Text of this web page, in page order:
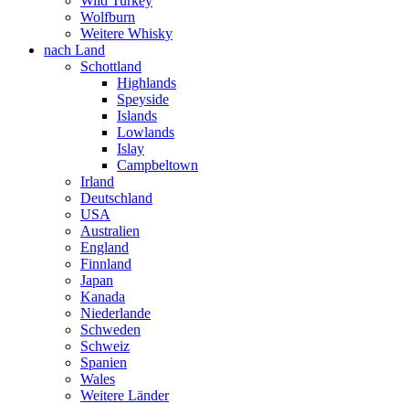
Wolfburn
Weitere Whisky
nach Land
Schottland
Highlands
Speyside
Islands
Lowlands
Islay
Campbeltown
Irland
Deutschland
USA
Australien
England
Finnland
Japan
Kanada
Niederlande
Schweden
Schweiz
Spanien
Wales
Weitere Länder